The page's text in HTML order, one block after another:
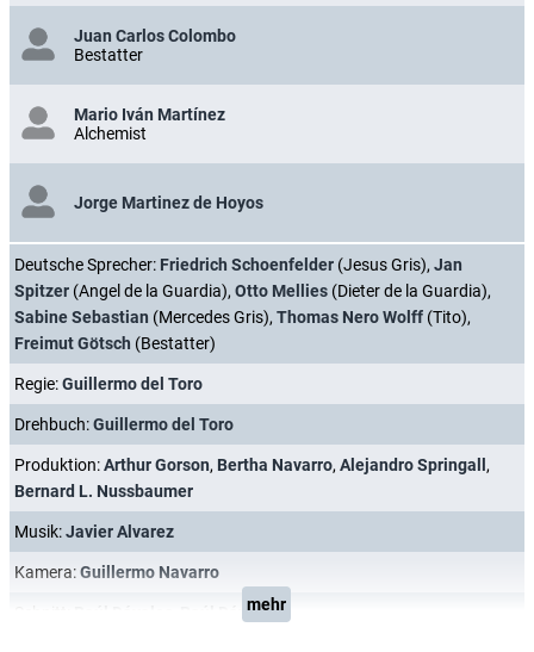
Juan Carlos Colombo
Bestatter
Mario Iván Martínez
Alchemist
Jorge Martinez de Hoyos
Deutsche Sprecher: Friedrich Schoenfelder (Jesus Gris), Jan
Spitzer (Angel de la Guardia), Otto Mellies (Dieter de la Guardia),
Sabine Sebastian (Mercedes Gris), Thomas Nero Wolff (Tito),
Freimut Götsch (Bestatter)
Regie:Guillermo del Toro
Drehbuch:Guillermo del Toro
Produktion:Arthur Gorson, Bertha Navarro, Alejandro Springall ,
Bernard L. Nussbaumer
Musik:Javier Alvarez
Kamera:Guillermo Navarro
Raúl Dávalos
mehr